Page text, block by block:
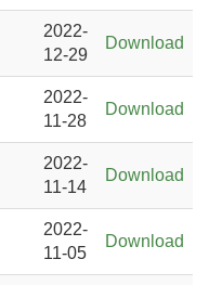
2022-
12-29
Download
2022-
11-28
Download
2022-
11-14
Download
2022-
11-05
Download